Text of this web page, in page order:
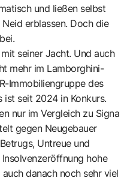
und ließen selbst
erblassen. Doch die
seiner Jacht. Und auch
mehr im Lamborghini-
Immobiliengruppe des
ist seit 2024 in Konkurs.
nur im Vergleich zu Signa
gegen Neugebauer
Untreue und
hohe
danach noch sehr viel